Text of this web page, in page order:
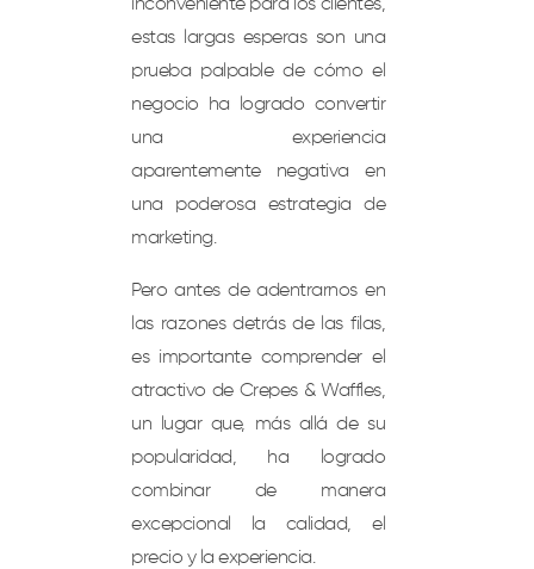
inconveniente para los clientes,
estas largas esperas son una
prueba palpable de cómo el
negocio ha logrado convertir
una experiencia
aparentemente negativa en
una poderosa estrategia de
marketing.
Pero antes de adentrarnos en
las razones detrás de las filas,
es importante comprender el
atractivo de Crepes & Waffles,
un lugar que, más allá de su
popularidad, ha logrado
combinar de manera
excepcional la calidad, el
precio y la experiencia.